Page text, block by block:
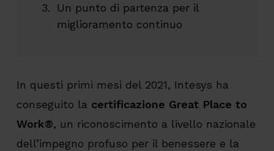
Un punto di partenza per il
miglioramento continuo
In questi primi mesi del 2021, Intesys ha
conseguito la certificazione Great Place to
Work®, un riconoscimento a livello nazionale
dell’impegno profuso per il benessere e la